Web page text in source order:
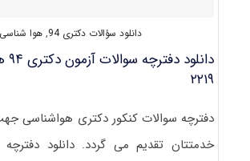
دانلود سؤالات دکتری 94 , هوا شناسی
۲۲۱۹
دفترچه سوالات کنکور دکتری هواشناسی
خدمتتان تقدیم می گردد. دانلود